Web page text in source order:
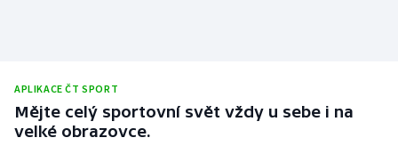
APLIKACE ČT SPORT
Mějte celý sportovní svět vždy u sebe i na
velké obrazovce.